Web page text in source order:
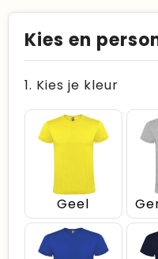
Kies en
1. Kies je kleur
Geel